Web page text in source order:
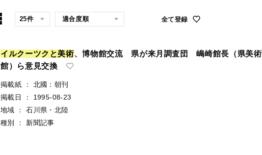
全て登録
イ ルク ーツク と美術、博物館交流 県が来月調査団 嶋崎館長（県美術
館）ら意見交換
掲載紙 ：
北國：朝刊
掲載日
：
1995-08-23
地域
：
石川県・北陸
種別
： 新聞記事